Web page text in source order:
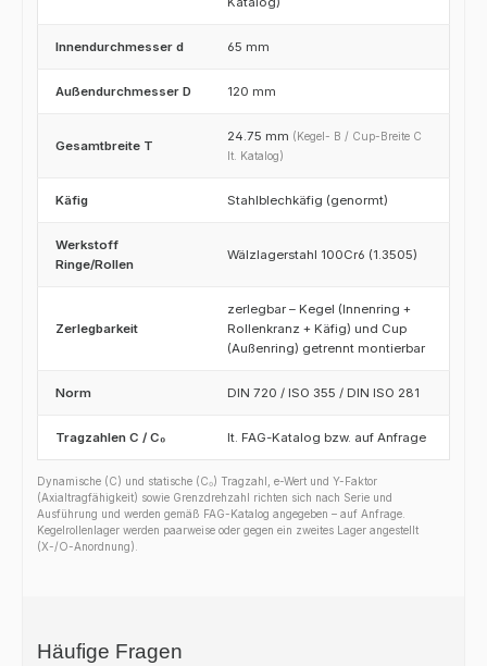
Innendurchmesser d 65 mm
Außendurchmesser D 120 mm
Gesamtbreite T
24.75 mm (Kegel- B / Cup-Breite C
lt. Katalog)
Käfig Stahlblechkäfig (genormt)
Werkstoff
Ringe/Rollen
Wälzlagerstahl 100Cr6 (1.3505)
Zerlegbarkeit
zerlegbar – Kegel (Innenring +
Rollenkranz + Käfig) und Cup
(Außenring) getrennt montierbar
Norm DIN 720 / ISO 355 / DIN ISO 281
Tragzahlen C / C₀ lt. FAG-Katalog bzw. auf Anfrage
Dynamische (C) und statische (C₀) Tragzahl, e-Wert und Y-Faktor
(Axialtragfähigkeit) sowie Grenzdrehzahl richten sich nach Serie und
Ausführung und werden gemäß FAG-Katalog angegeben – auf Anfrage.
Kegelrollenlager werden paarweise oder gegen ein zweites Lager angestellt
(X-/O-Anordnung).
Häufige Fragen